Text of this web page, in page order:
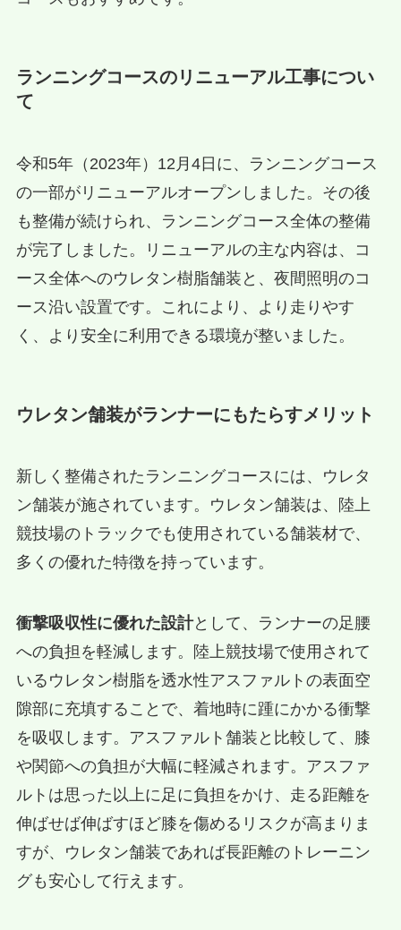
ランニングコースのリニューアル工事につい
て
令和5年（2023年）12月4日に、ランニングコース
の一部がリニューアルオープンしました。その後
も整備が続けられ、ランニングコース全体の整備
が完了しました。リニューアルの主な内容は、コ
ース全体へのウレタン樹脂舗装と、夜間照明のコ
ース沿い設置です。これにより、より走りやす
く、より安全に利用できる環境が整いました。
ウレタン舗装がランナーにもたらすメリット
新しく整備されたランニングコースには、ウレタ
ン舗装が施されています。ウレタン舗装は、陸上
競技場のトラックでも使用されている舗装材で、
多くの優れた特徴を持っています。
衝撃吸収性に優れた設計として、ランナーの足腰
への負担を軽減します。陸上競技場で使用されて
いるウレタン樹脂を透水性アスファルトの表面空
隙部に充填することで、着地時に踵にかかる衝撃
を吸収します。アスファルト舗装と比較して、膝
や関節への負担が大幅に軽減されます。アスファ
ルトは思った以上に足に負担をかけ、走る距離を
伸ばせば伸ばすほど膝を傷めるリスクが高まりま
すが、ウレタン舗装であれば長距離のトレーニン
グも安心して行えます。